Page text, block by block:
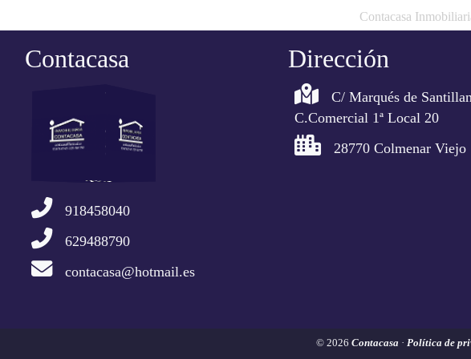
Contacasa
Contacasa
918458040
629488790
contacasa@hotmail.es
Dirección
C/ Marqués de
C.Comercial 1ª Local 20
28770 Colmenar Viejo
© 2026 Contacasa · Política de